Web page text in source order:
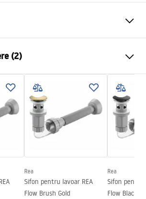
Imitație piatră
Mat
465
330mm
135
Da Nu
(2)
de asamblare
Rea
Sifon pentru lavoar REA
Flow Brush Gold
Rea
Sifon pentru
Flow Black